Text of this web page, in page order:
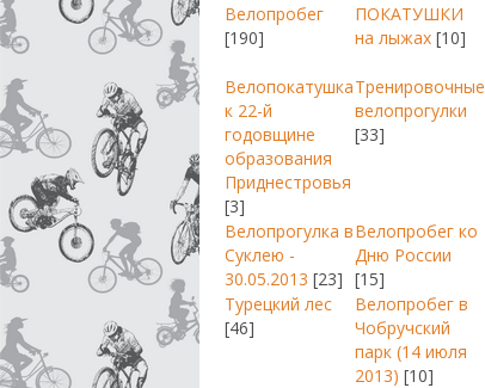
Велопробег
[190]
ПОКАТУШКИ
на лыжах [10]
Велопокатушка
к 22-й
годовщине
образования
Приднестровья
[3]
Тренировочные
велопрогулки
[33]
Велопрогулка в
Суклею -
30.05.2013 [23]
Велопробег ко
Дню России
[15]
Турецкий лес
[46]
Велопробег в
Чобручский
парк (14 июля
2013) [10]